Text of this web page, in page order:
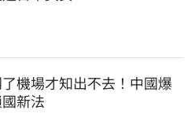
機場才知出不去！中國爆
新法